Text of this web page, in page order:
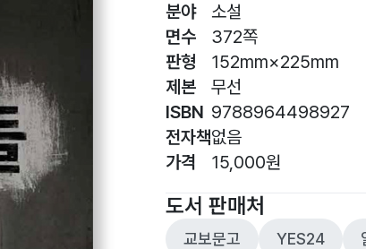
분야
면수
판형
제본
ISBN
전자책
가격
소설
372쪽
152mm×225mm
무선
9788964498927
없음
15,000원
도서 판매처
교보문고 YES24